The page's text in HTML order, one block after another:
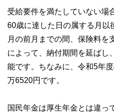
受給要件を満たしていない場
60歳に達した日の属する月以
月の前月までの間、保険料を
によって、納付期間を延ばし
能です。ちなみに、令和5年
万6520円です。
国民年金は厚生年金とは違っ